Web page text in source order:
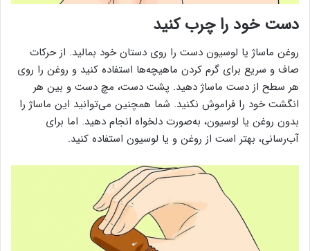
دست خود را چرب کنید
روغن ماساژ یا لوسیون دست را روی دستان خود بمالید. از حرکات
صاف و سریع برای گرم کردن ماهیچه‌ها استفاده کنید و روغن را روی
هر سطح از دست ماساژ دهید. پشت دست، مچ دست و بین هر
انگشت خود را فراموش نکنید. شما همچنین می‌توانید این ماساژ را
بدون روغن یا لوسیون، به‌صورت دلخواه انجام دهید. اما برای
آب‌رسانی، بهتر است از روغن و یا لوسیون استفاده کنید.